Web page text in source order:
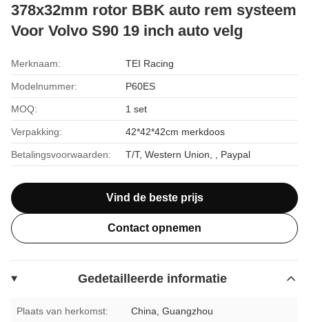
378x32mm rotor BBK auto rem systeem
Voor Volvo S90 19 inch auto velg
Merknaam: TEI Racing
Modelnummer: P60ES
MOQ: 1 set
Verpakking: 42*42*42cm merkdoos
Betalingsvoorwaarden: T/T, Western Union, , Paypal
Vind de beste prijs
Contact opnemen
Gedetailleerde informatie
Plaats van herkomst: China, Guangzhou